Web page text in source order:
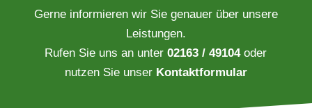
Gerne informieren wir Sie genauer über unsere
Leistungen.
Rufen Sie uns an unter02163 / 49104oder
nutzen Sie unser Kontaktformular